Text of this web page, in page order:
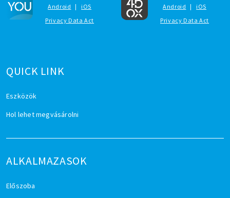
QUICK LINK
Eszközök
Hol lehet megvásárolni
ALKALMAZASOK
Előszoba
Android |
iOS
Privacy Data Act
Android |
iOS
Privacy Data Act